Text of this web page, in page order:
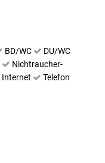
BD/WC
DU/WC
Nichtraucher-
Internet Telefon